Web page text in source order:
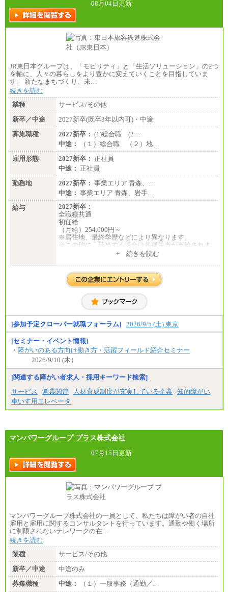
08月04日更新
JR東日本グループは、「モビリティ」と「生活ソリューション」の2つ
を軸に、人々の暮らしをより豊かに変えていくことを目指していま
す。 新たなまちづくり、未…
続きを読む
業種
サービス/その他
新卒／中途
2027新卒(既卒3年以内可)・中途
募集職種
2027新卒： (1)総合職 (2…
中途：
（１）総合職 （２）地…
雇用形態
2027新卒： 正社員
中途： 正社員
勤務地
2027新卒： 事業エリア 青森、…
中途： 事業エリア 青森、岩手…
給与
2027新卒：
全職種共通
初任給
（月給）254,000円～
※居住地、最終学歴などにより異なります。
※この他に、該当する場合は各種手当が支給されま
中途：
全職種共通
※居住地、年齢により異なります。
※この他に、該当する場合は各種手当が支給されま
す。
※試用期間中も給与に変更はございません
+ 続きを読む
[参加予定クローバー就職フォーラム] 2026/9/5 (土) 東京
[セミナー・イベント情報]
・ 障がいのある方向け働き方・活躍フィールド紹介セミナー
2026/9/10 (木）
[関連する障がい者求人・採用キーワード検索]
サービス
営業関連 人材育成制度が充実している企業
知的障がい
車いす用エレベータ
マンパワーグループ プラス株式会社
07月15日更新
マンパワーグループ株式会社の一員として、私たちは障がい者の自社
雇用と雇用に関するコンサルタントを行っています。通勤や働く場所
に制限されないテレワークの在…
続きを読む
業種
サービス/その他
新卒／中途
中途のみ
募集職種
中途：
（１）一般事務（通勤／…